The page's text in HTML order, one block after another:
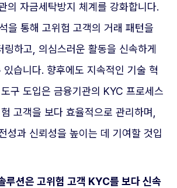
의 자금세탁방지 체계를 강화합니다.
을 통해 고위험 고객의 거래 패턴을
링하고, 의심스러운 활동을 신속하게
습니다. 향후에도 지속적인 기술 혁
구 도입은 금융기관의 KYC 프로세스
고객을 보다 효율적으로 관리하며,
성과 신뢰성을 높이는 데 기여할 것입
루션은 고위험 고객 KYC를 보다 신속